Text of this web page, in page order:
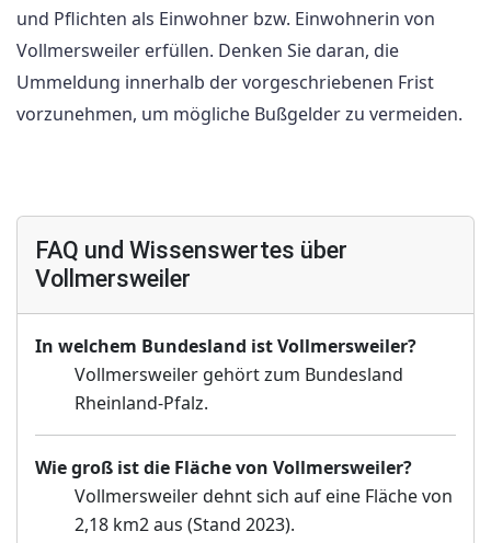
und Pflichten als Einwohner bzw. Einwohnerin von
Vollmersweiler erfüllen. Denken Sie daran, die
Ummeldung innerhalb der vorgeschriebenen Frist
vorzunehmen, um mögliche Bußgelder zu vermeiden.
FAQ und Wissenswertes über
Vollmersweiler
In welchem Bundesland ist Vollmersweiler?
Vollmersweiler gehört zum Bundesland
Rheinland-Pfalz.
Wie groß ist die Fläche von Vollmersweiler?
Vollmersweiler dehnt sich auf eine Fläche von
2,18 km2 aus (Stand 2023).